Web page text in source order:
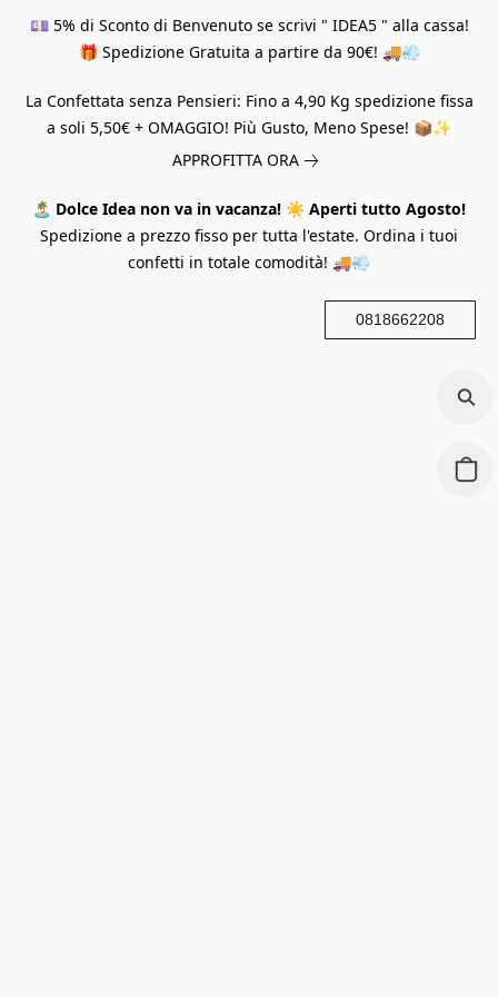
💷 5% di Sconto di Benvenuto se scrivi " IDEA5 " alla cassa!
🎁 Spedizione Gratuita a partire da 90€! 🚚💨
La Confettata senza Pensieri: Fino a 4,90 Kg spedizione fissa
a soli 5,50€ + OMAGGIO! Più Gusto, Meno Spese! 📦✨
APPROFITTA ORA
🏝️ Dolce Idea non va in vacanza! ☀️ Aperti tutto Agosto!
Spedizione a prezzo fisso per tutta l'estate. Ordina i tuoi
confetti in totale comodità! 🚚💨
0818662208